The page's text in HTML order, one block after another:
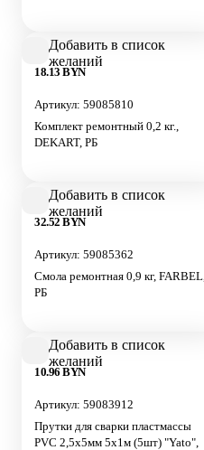
18.13 BYN
Артикул: 59085810
Комплект ремонтный 0,2 кг.,
DEKART, РБ
Добавить в список
желаний
32.52 BYN
Артикул: 59085362
Смола ремонтная 0,9 кг, FARBEL,
РБ
Добавить в список
желаний
10.96 BYN
Артикул: 59083912
Прутки для сварки пластмассы
PVC 2,5х5мм 5х1м (5шт) "Yato",
Добавить в список
желаний